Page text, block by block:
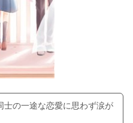
士の一途な恋愛に思わず涙が